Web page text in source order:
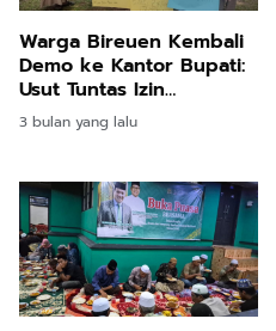
Warga Bireuen Kembali
Demo ke Kantor Bupati:
Usut Tuntas Izin
Perkebunan Sawit
3 bulan yang lalu